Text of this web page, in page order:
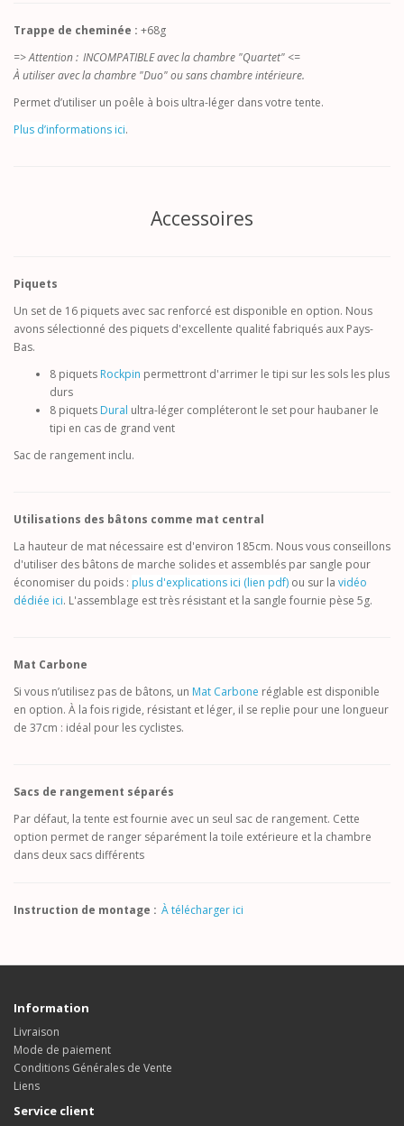
Trappe de cheminée : +68g
=> Attention : INCOMPATIBLE avec la chambre "Quartet" <=
À utiliser avec la chambre "Duo" ou sans chambre intérieure.
Permet d’utiliser un poêle à bois ultra-léger dans votre tente.
Plus d’informations ici.
Accessoires
Piquets
Un set de 16 piquets avec sac renforcé est disponible en option. Nous
avons sélectionné des piquets d'excellente qualité fabriqués aux Pays-
Bas.
8 piquets Rockpin permettront d'arrimer le tipi sur les sols les plus
durs
8 piquets Dural ultra-léger compléteront le set pour haubaner le
tipi en cas de grand vent
Sac de rangement inclu.
Utilisations des bâtons comme mat central
La hauteur de mat nécessaire est d'environ 185cm. Nous vous conseillons
d'utiliser des bâtons de marche solides et assemblés par sangle pour
économiser du poids : plus d'explications ici (lien pdf) ou sur la vidéo
dédiée ici. L'assemblage est très résistant et la sangle fournie pèse 5g.
Mat Carbone
Si vous n’utilisez pas de bâtons, un Mat Carbone réglable est disponible
en option. À la fois rigide, résistant et léger, il se replie pour une longueur
de 37cm : idéal pour les cyclistes.
Sacs de rangement séparés
Par défaut, la tente est fournie avec un seul sac de rangement. Cette
option permet de ranger séparément la toile extérieure et la chambre
dans deux sacs différents
Instruction de montage : À télécharger ici
Information
Livraison
Mode de paiement
Conditions Générales de Vente
Liens
Service client